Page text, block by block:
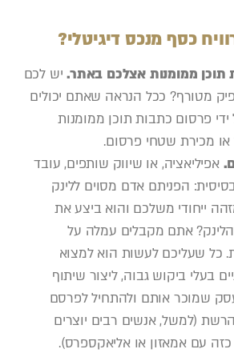
כסף מנכס דיגיטלי?
תוכן ממומנות אצלכם באתר.יש לכם
מטורף? ככל הנראה שאתם יכולים
פרסום כתבות תוכן ממומנות
מכירת שטחי פרסום.
אפיליאציה, או שיווק שותפים, עובד
הפניתם אדם מסוים ללינק
ייחודי משלכם והוא ביצע את
אתם מקבלים עמלה על
כל שעליכם לעשות הוא למצוא
בעלי ביקוש גבוה, ליצור שיתוף
שמוכר אותם ולהתחיל לפרסם
(למשל, אנשים רבים יוצרים
עם אמאזון או אליאקספרס).